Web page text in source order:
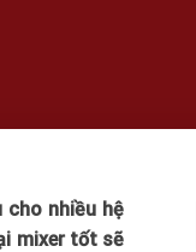
cho nhiều hệ
mixer tốt sẽ